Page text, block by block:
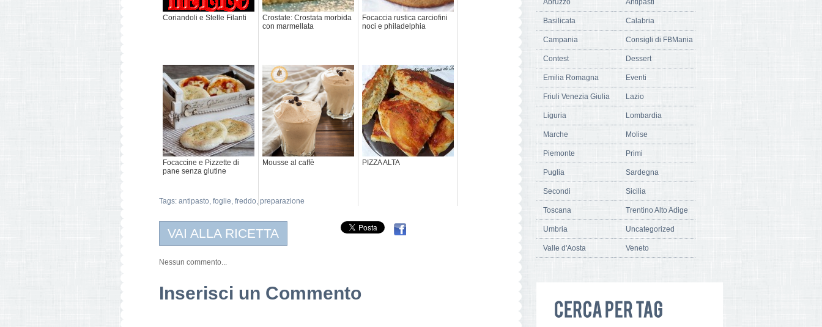
Coriandoli e Stelle Filanti
Crostate: Crostata morbida
con marmellata
Focaccia rustica carciofini
noci e philadelphia
Focaccine e Pizzette di
pane senza glutine
Mousse al caffè PIZZA ALTA
Tags: antipasto, foglie, freddo, preparazione
VAI ALLA RICETTA
Nessun commento...
Inserisci un Commento
Abruzzo Antipasti
Basilicata Calabria
Campania Consigli di FBMania
Contest Dessert
Emilia Romagna Eventi
Friuli Venezia Giulia Lazio
Liguria Lombardia
Marche Molise
Piemonte Primi
Puglia Sardegna
Secondi Sicilia
Toscana Trentino Alto Adige
Umbria Uncategorized
Valle d'Aosta Veneto